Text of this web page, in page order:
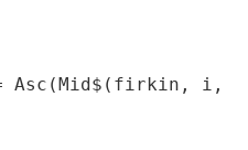
Asc(Mid$(firkin, i,